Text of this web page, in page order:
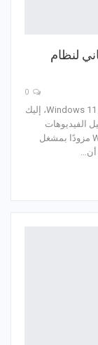
مجاني لنظام
إذا كنت تبحث عن مشغل فيديو مجاني لنظام تشغيل Windows 11، إليك
الفيديوهات
مجانًا لنظام تشغيل ويندوز الأحدث. يأتي Windows 11 مزودًا بمشغل